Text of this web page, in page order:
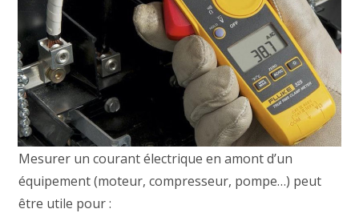
Mesurer un courant électrique en amont d’un
équipement (moteur, compresseur, pompe…) peut
être utile pour :